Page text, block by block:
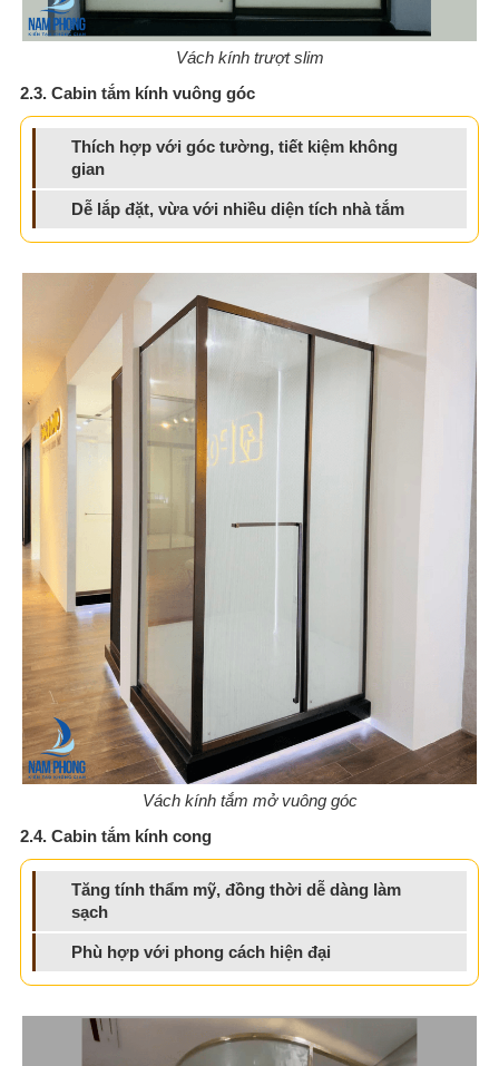
Vách kính trượt slim
2.3. Cabin tắm kính vuông góc
Thích hợp với góc tường, tiết kiệm không
gian
Dễ lắp đặt, vừa với nhiều diện tích nhà tắm
Vách kính tắm mở vuông góc
2.4. Cabin tắm kính cong
Tăng tính thẩm mỹ, đồng thời dễ dàng làm
sạch
Phù hợp với phong cách hiện đại